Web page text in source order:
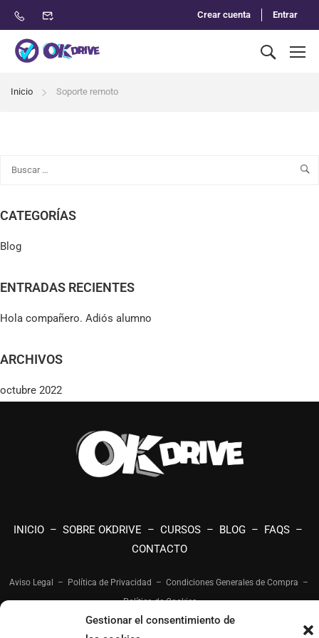
Gestionar el consentimiento de
Crear cuenta Entrar
Inicio Soporte remoto
CATEGORÍAS
Blog
ENTRADAS RECIENTES
Hola compañero. Adiós alumno
ARCHIVOS
octubre 2022
INICIO – SOBRE OKDRIVE – CURSOS – BLOG – FAQS –
CONTACTO
Aviso Legal – Política de Privacidad – Condiciones Generales de Compra –
Política de Cookies